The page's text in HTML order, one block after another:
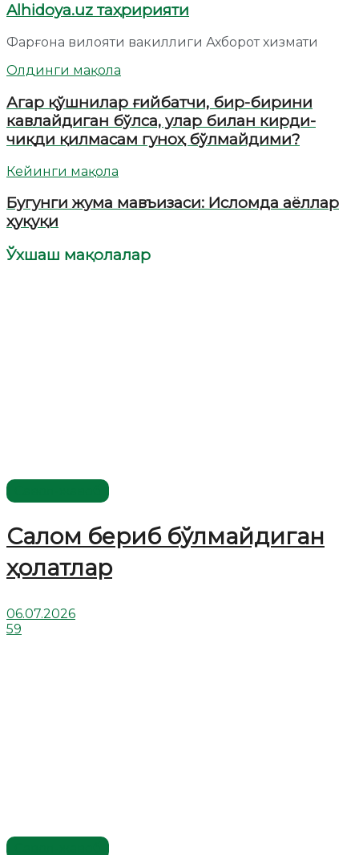
Alhidoya.uz таҳририяти
Фарғона вилояти вакиллиги Ахборот хизмати
Олдинги мақола
Агар қўшнилар ғийбатчи, бир-бирини
кавлайдиган бўлса, улар билан кирди-
чиқди қилмасам гуноҳ бўлмайдими?
Кейинги мақола
Бугунги жума мавъизаси: Исломда аёллар
ҳуқуқи
Ўхшаш мақолалар
Салом бериб бўлмайдиган
ҳолатлар
06.07.2026
59